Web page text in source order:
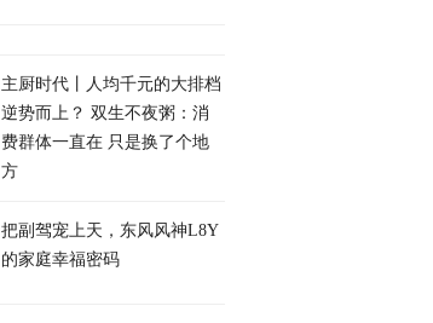
主厨时代丨人均千元的大排档
逆势而上？ 双生不夜粥：消
费群体一直在 只是换了个地
方
把副驾宠上天，东风风神L8Y
的家庭幸福密码